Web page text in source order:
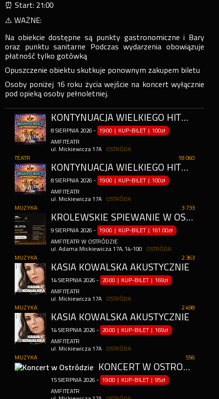
⏰ Start: 21:00
⚠️ WAŻNE:
Na obiekcie dostępne są punkty gastronomiczne i Bary
oraz punktu sanitarne Podczas wydarzenia obowiązuje
płatność tylko gotówką
Opuszczenie obiektu skutkuje ponownym zakupem biletu
Osoby poniżej 16 roku życia wejście na koncert wyłącznie
pod opieką osoby pełnoletniej.
KONTYNUACJA WIELKIEGO HITU TEATRU VARIETE MUZA - MAMMA MIA!
8 SIERPNIA 2026 - 19:00 | KUP-BILET |100zł
AMFITEATR
ul. Mickiewicza 17A
OSTRÓDA
18 060
TEATR
KONTYNUACJA WIELKIEGO HITU TEATRU VARIETE MUZA - MAMMA MIA!
8 SIERPNIA 2026 - 19:00 | KUP-BILET |100zł
AMFITEATR
ul. Mickiewicza 17A
OSTRÓDA
3 733
MUZYKA
KRÓLEWSKIE ŚPIEWANIE W OSTRÓDZIE – IGOR HERBUT & LEMON + KONCERT „THE VOICE”
9 SIERPNIA 2026 - 19:00 | KUP-BILET |161.00zł
AMFITEATR W OSTRÓDZIE
ul. Adama Mickiewicza 17A, 14-100
OSTRÓDA
2 363
MUZYKA
KASIA KOWALSKA AKUSTYCZNIE
14 SIERPNIA 2026 - 20:00 | KUP-BILET |169zł
AMFITEATR
ul. Mickiewicza 17A
OSTRÓDA
2 498
MUZYKA
KASIA KOWALSKA AKUSTYCZNIE
14 SIERPNIA 2026 - 20:00 | KUP-BILET |169zł
AMFITEATR
ul. Mickiewicza 17A
OSTRÓDA
556
MUZYKA
KONCERT W OSTRÓDZIE
15 SIERPNIA 2026 - 19:00 | KUP-BILET |95zł
AMFITEATR